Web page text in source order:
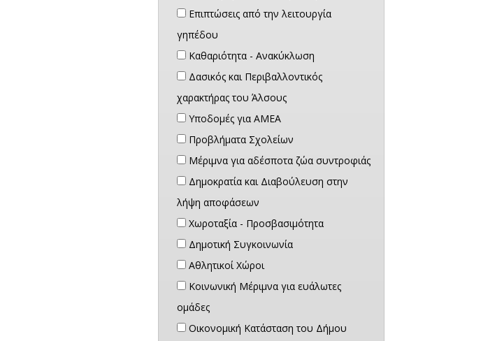
Επιπτώσεις από την λειτουργία
γηπέδου
Καθαριότητα - Ανακύκλωση
Δασικός και Περιβαλλοντικός
χαρακτήρας του Άλσους
Υποδομές για ΑΜΕΑ
Προβλήματα Σχολείων
Μέριμνα για αδέσποτα ζώα συντροφιάς
Δημοκρατία και Διαβούλευση στην
λήψη αποφάσεων
Χωροταξία - Προσβασιμότητα
Δημοτική Συγκοινωνία
Αθλητικοί Χώροι
Κοινωνική Μέριμνα για ευάλωτες
ομάδες
Οικονομική Κατάσταση του Δήμου